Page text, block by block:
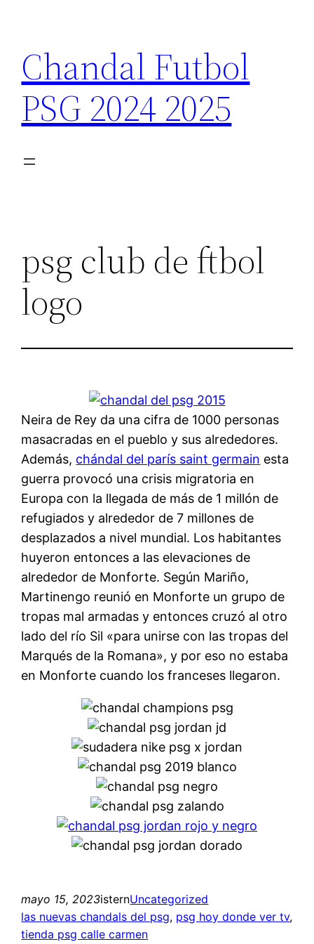
contenido
Chandal Futbol
PSG 2024 2025
psg club de ftbol
logo
Neira de Rey da una cifra de 1000 personas
masacradas en el pueblo y sus alrededores.
Además, chándal del parís saint germain esta
guerra provocó una crisis migratoria en
Europa con la llegada de más de 1 millón de
refugiados y alrededor de 7 millones de
desplazados a nivel mundial. Los habitantes
huyeron entonces a las elevaciones de
alrededor de Monforte. Según Mariño,
Martinengo reunió en Monforte un grupo de
tropas mal armadas y entonces cruzó al otro
lado del río Sil «para unirse con las tropas del
Marqués de la Romana», y por eso no estaba
en Monforte cuando los franceses llegaron.
mayo 15, 2023isternUncategorized
las nuevas chandals del psg, psg hoy donde ver tv
tienda psg calle carmen